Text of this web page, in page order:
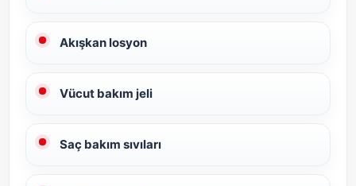
Akışkan losyon
Vücut bakım jeli
Saç bakım sıvıları